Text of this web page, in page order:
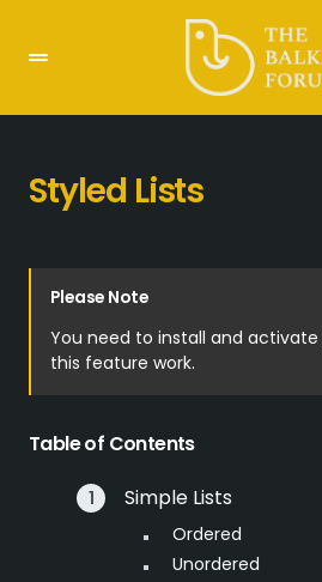
Styled Lists
Please Note
You need to install and activate
this feature work.
Table of Contents
Simple Lists
Ordered
Unordered